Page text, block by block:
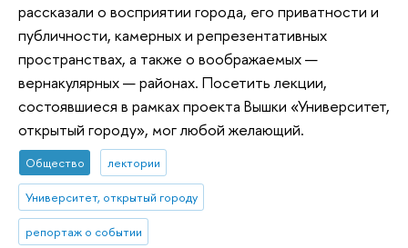
рассказали о восприятии города, его приватности и
публичности, камерных и репрезентативных
пространствах, а также о воображаемых —
вернакулярных — районах. Посетить лекции,
состоявшиеся в рамках проекта Вышки «Университет,
открытый городу», мог любой желающий.
Общество лектории
Университет, открытый городу
репортаж о событии